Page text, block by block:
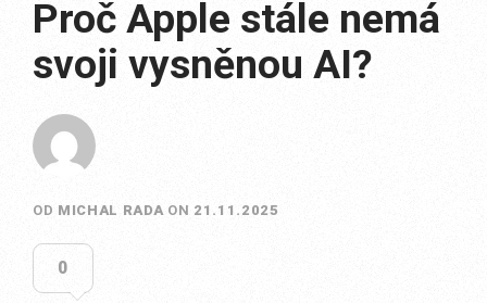
Proč Apple stále nemá
svoji vysněnou AI?
OD MICHAL RADA ON 21.11.2025
0